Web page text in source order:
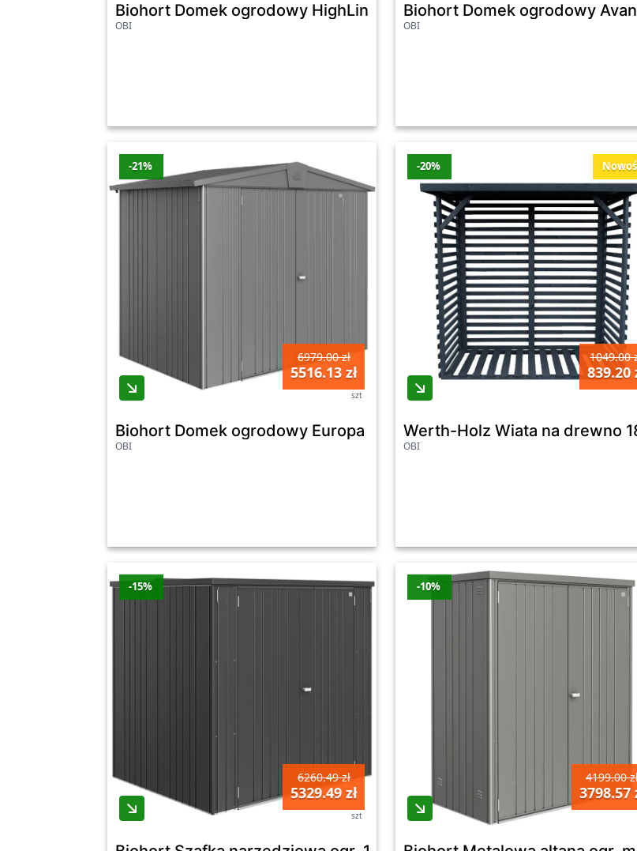
Biohort Domek ogrodowy HighLine HS szary kwarc drzwi
OBI
Biohort Domek ogrodowy
OBI
-21%
6979.00 zł
5516.13 zł
szt
Biohort Domek ogrodowy Europa 3 szary kwarc drzwi podwójne -
OBI
-20%
1049.00
839.20
Werth-Holz Wiata na drewno
OBI
-15%
6260.49 zł
5329.49 zł
szt
-10%
4199.00
3798.57